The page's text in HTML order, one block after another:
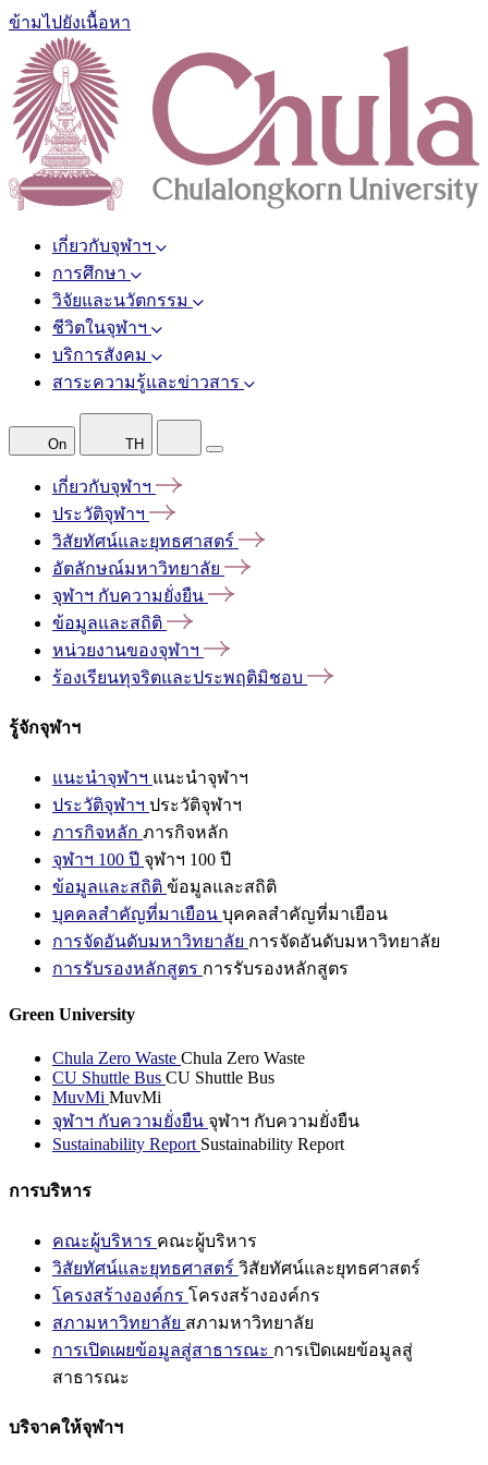
ข้ามไปยังเนื้อหา
เกี่ยวกับจุฬาฯ
การศึกษา
วิจัยและนวัตกรรม
ชีวิตในจุฬาฯ
บริการสังคม
สาระความรู้และข่าวสาร
On TH
เกี่ยวกับจุฬาฯ
ประวัติจุฬาฯ
วิสัยทัศน์และยุทธศาสตร์
อัตลักษณ์มหาวิทยาลัย
จุฬาฯ กับความยั่งยืน
ข้อมูลและสถิติ
หน่วยงานของจุฬาฯ
ร้องเรียนทุจริตและประพฤติมิชอบ
รู้จักจุฬาฯ
แนะนำจุฬาฯ แนะนำจุฬาฯ
ประวัติจุฬาฯ ประวัติจุฬาฯ
ภารกิจหลัก ภารกิจหลัก
จุฬาฯ 100 ปี จุฬาฯ 100 ปี
ข้อมูลและสถิติ ข้อมูลและสถิติ
บุคคลสำคัญที่มาเยือน บุคคลสำคัญที่มาเยือน
การจัดอันดับมหาวิทยาลัย การจัดอันดับมหาวิทยาลัย
การรับรองหลักสูตร การรับรองหลักสูตร
Green University
Chula Zero Waste Chula Zero Waste
CU Shuttle Bus CU Shuttle Bus
MuvMi MuvMi
จุฬาฯ กับความยั่งยืน จุฬาฯ กับความยั่งยืน
Sustainability Report Sustainability Report
การบริหาร
คณะผู้บริหาร คณะผู้บริหาร
วิสัยทัศน์และยุทธศาสตร์ วิสัยทัศน์และยุทธศาสตร์
โครงสร้างองค์กร โครงสร้างองค์กร
สภามหาวิทยาลัย สภามหาวิทยาลัย
การเปิดเผยข้อมูลสู่สาธารณะ การเปิดเผยข้อมูลสู่
สาธารณะ
บริจาคให้จุฬาฯ